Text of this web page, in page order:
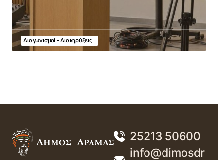
Διαγωνισμοί - Διακηρύξεις
25213 50600
info@dimosdr